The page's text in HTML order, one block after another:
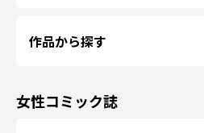
作品から探す
女性コミック誌